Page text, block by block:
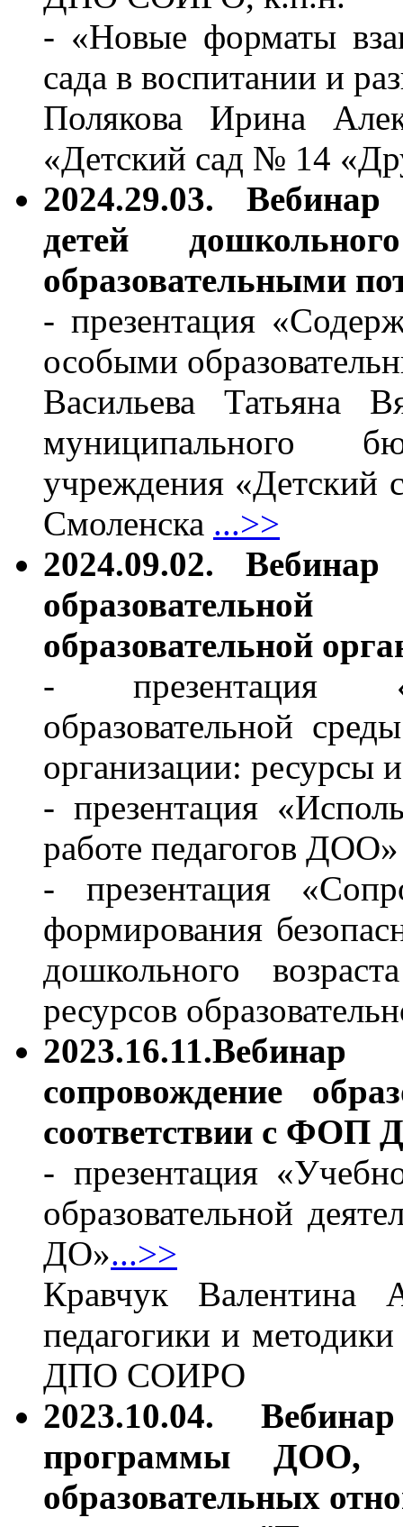
- «Новые форматы
сада в воспитании и
Полякова Ирина
«Детский сад № 14
2024.29.03.
детей
образовательными
- презентация
особыми
Васильева Татьяна
муниципального
учреждения
Смоленска ...>>
2024.09.02.
образовательной
- презентация
образовательной
организации: ресурсы
- презентация
работе педагогов
- презентация
формирования
дошкольного
ресурсов
сопровождение
соответствии с ФОП
- презентация
образовательной
ДО»...>>
Кравчук Валентина
педагогики и
ДПО СОИРО
2023.10.04.
программы ДОО,
образовательных